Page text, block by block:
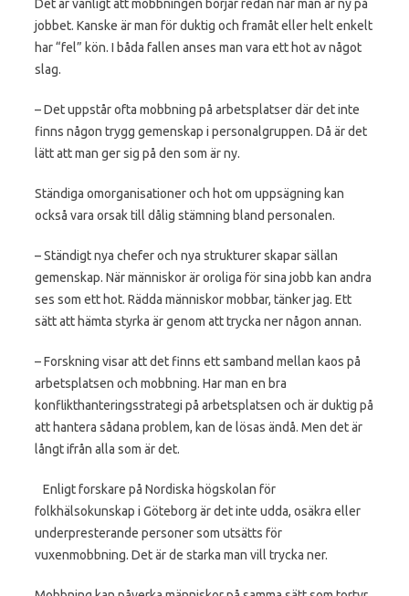
Det är vanligt att mobbningen börjar redan när man är ny på
jobbet. Kanske är man för duktig och framåt eller helt enkelt
har “fel” kön. I båda fallen anses man vara ett hot av något
slag.
– Det uppstår ofta mobbning på arbetsplatser där det inte
finns någon trygg gemenskap i personalgruppen. Då är det
lätt att man ger sig på den som är ny.
Ständiga omorganisationer och hot om uppsägning kan
också vara orsak till dålig stämning bland personalen.
– Ständigt nya chefer och nya strukturer skapar sällan
gemenskap. När människor är oroliga för sina jobb kan andra
ses som ett hot. Rädda människor mobbar, tänker jag. Ett
sätt att hämta styrka är genom att trycka ner någon annan.
– Forskning visar att det finns ett samband mellan kaos på
arbetsplatsen och mobbning. Har man en bra
konflikthanteringsstrategi på arbetsplatsen och är duktig på
att hantera sådana problem, kan de lösas ändå. Men det är
långt ifrån alla som är det.
Enligt forskare på Nordiska högskolan för
folkhälsokunskap i Göteborg är det inte udda, osäkra eller
underpresterande personer som utsätts för
vuxenmobbning. Det är de starka man vill trycka ner.